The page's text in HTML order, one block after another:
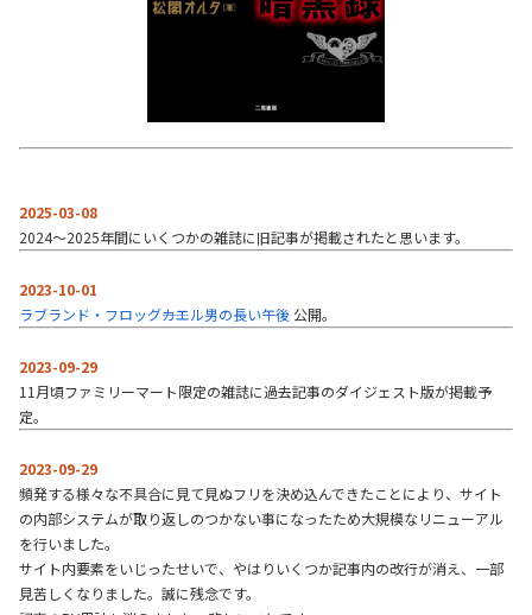
2025-03-08
2024～2025年間にいくつかの雑誌に旧記事が掲載されたと思います。
2023-10-01
ラブランド・フロッグ――カエル男の長い午後公開。
2023-09-29
11月頃ファミリーマート限定の雑誌に過去記事のダイジェスト版が掲載予
定。
2023-09-29
頻発する様々な不具合に見て見ぬフリを決め込んできたことにより、サイト
の内部システムが取り返しのつかない事になったため大規模なリニューアル
を行いました。
サイト内要素をいじったせいで、やはりいくつか記事内の改行が消え、一部
見苦しくなりました。誠に残念です。